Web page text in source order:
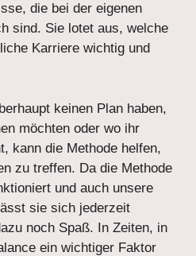
die bei der eigenen
sind. Sie lotet aus, welche
Karriere wichtig und
keinen Plan haben,
möchten oder wo ihr
kann die Methode helfen,
zu treffen. Da die Methode
und auch unsere
sie sich jederzeit
noch Spaß. In Zeiten, in
ein wichtiger Faktor